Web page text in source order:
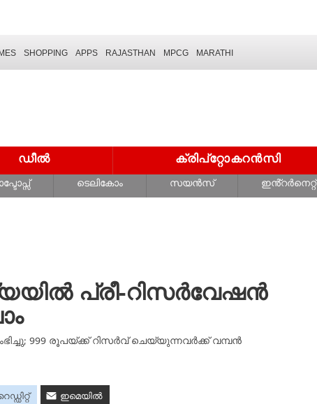
SHOPPING APPS RAJASTHAN MPCG MARATHI
ഡീൽ ക്രിപ്റ്റോകറൻസി
ടെലികോം സയൻസ് ഇൻ്റർനെറ്റ്
പ്രീ-റിസർവേഷൻ
999 രൂപയ്ക്ക് റിസർവ് ചെയ്യുന്നവർക്ക് വമ്പൻ
ഇമെയിൽ